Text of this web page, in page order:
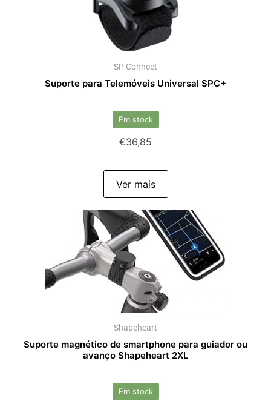
SP Connect
Suporte para Telemóveis Universal SPC+
Em stock
€36,85
Ver mais
Shapeheart
Suporte magnético de smartphone para guiador ou
avanço Shapeheart 2XL
Em stock